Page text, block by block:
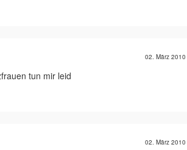
02. März 2010
tun mir leid
02. März 2010